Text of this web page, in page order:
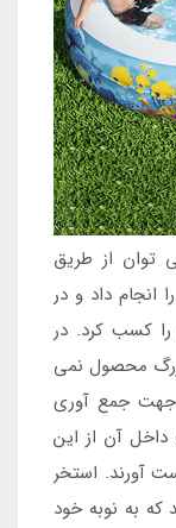
توان از طریق
داد و در
کسب کرد. در
محصول نمی
جهت جمع آوری
آن از این
آورند. استخر
که به نوبه خود